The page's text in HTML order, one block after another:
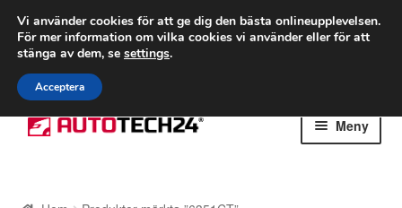
FRAKT från 75 kr
Världsomspännande frakt
Ring 766 924 713
Hoppa
till
Hoppa
till
Meny
Vi använder cookies för att ge dig den bästa onlineupplevelsen.
För mer information om vilka cookies vi använder eller för att
stänga av dem, se settings.
Acceptera